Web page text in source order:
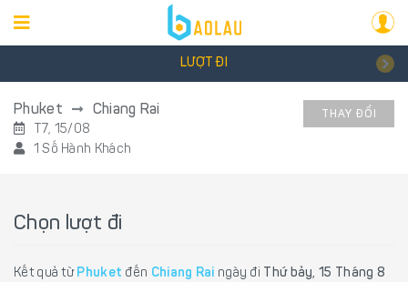
LƯỢT ĐI
Phuket Chiang Rai
T7, 15/08
1 Số Hành Khách
THAY ĐỔI
Chọn lượt đi
Kết quả từ Phuket đến Chiang Rai ngày đi Thứ bảy, 15 Tháng 8